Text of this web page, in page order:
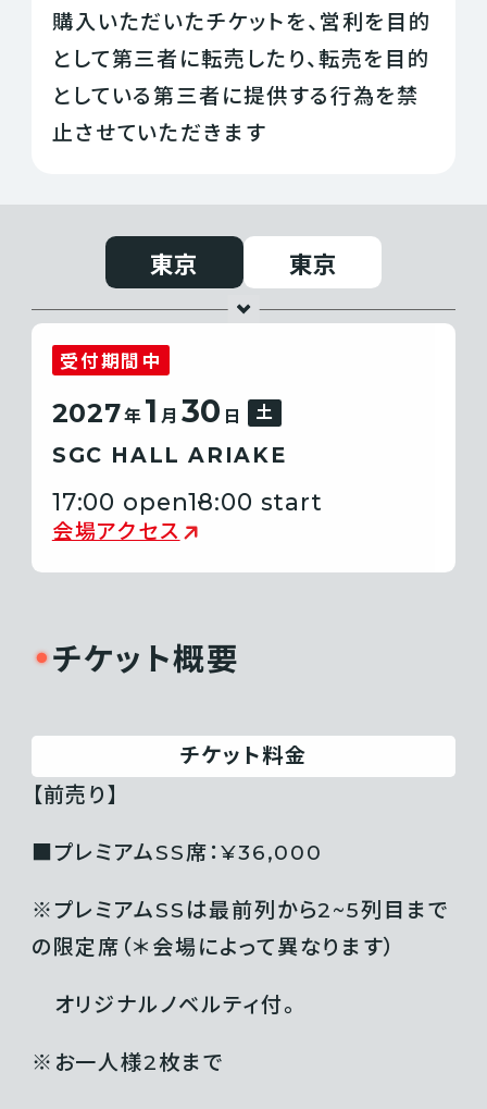
購入いただいたチケットを、営利を目的
として第三者に転売したり、転売を目的
としている第三者に提供する行為を禁
止させていただきます
東京 東京
受付期間中
2027年 1 月 30 日 土
SGC HALL ARIAKE
17:00 open18:00 start
会場アクセス
チケット概要
チケット料金
【前売り】
■プレミアムSS席：¥36,000
※プレミアムSSは最前列から2~5列⽬まで
の限定席（＊会場によって異なります）
オリジナルノベルティ付。
※お一人様2枚まで